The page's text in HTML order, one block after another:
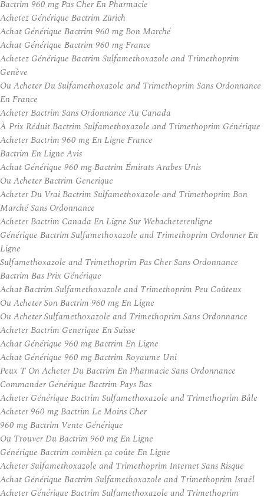
Bactrim 960 mg Pas Cher En Pharmacie
Achetez Générique Bactrim Zürich
Achat Générique Bactrim 960 mg Bon Marché
Achat Générique Bactrim 960 mg France
Achetez Générique Bactrim Sulfamethoxazole and Trimethoprim
Genève
Ou Acheter Du Sulfamethoxazole and Trimethoprim Sans Ordonnance
En France
Acheter Bactrim Sans Ordonnance Au Canada
À Prix Réduit Bactrim Sulfamethoxazole and Trimethoprim Générique
Acheter Bactrim 960 mg En Ligne France
Bactrim En Ligne Avis
Achat Générique 960 mg Bactrim Émirats Arabes Unis
Ou Acheter Bactrim Generique
Acheter Du Vrai Bactrim Sulfamethoxazole and Trimethoprim Bon
Marché Sans Ordonnance
Acheter Bactrim Canada En Ligne Sur Webacheterenligne
Générique Bactrim Sulfamethoxazole and Trimethoprim Ordonner En
Ligne
Sulfamethoxazole and Trimethoprim Pas Cher Sans Ordonnance
Bactrim Bas Prix Générique
Achat Bactrim Sulfamethoxazole and Trimethoprim Peu Coûteux
Ou Acheter Son Bactrim 960 mg En Ligne
Ou Acheter Sulfamethoxazole and Trimethoprim Sans Ordonnance
Acheter Bactrim Generique En Suisse
Achat Générique 960 mg Bactrim En Ligne
Achat Générique 960 mg Bactrim Royaume Uni
Peux T On Acheter Du Bactrim En Pharmacie Sans Ordonnance
Commander Générique Bactrim Pays Bas
Acheter Générique Bactrim Sulfamethoxazole and Trimethoprim Bâle
Acheter 960 mg Bactrim Le Moins Cher
960 mg Bactrim Vente Générique
Ou Trouver Du Bactrim 960 mg En Ligne
Générique Bactrim combien ça coûte En Ligne
Acheter Sulfamethoxazole and Trimethoprim Internet Sans Risque
Achat Générique Bactrim Sulfamethoxazole and Trimethoprim Israël
Acheter Générique Bactrim Sulfamethoxazole and Trimethoprim